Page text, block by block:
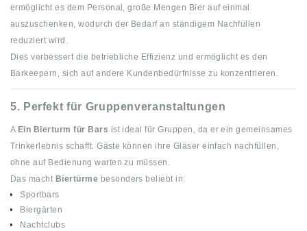
ermöglicht es dem Personal, große Mengen Bier auf einmal
auszuschenken, wodurch der Bedarf an ständigem Nachfüllen
reduziert wird.
Dies verbessert die betriebliche Effizienz und ermöglicht es den
Barkeepern, sich auf andere Kundenbedürfnisse zu konzentrieren.
5. Perfekt für Gruppenveranstaltungen
A Ein Bierturm für Bars ist ideal für Gruppen, da er ein gemeinsames
Trinkerlebnis schafft. Gäste können ihre Gläser einfach nachfüllen,
ohne auf Bedienung warten zu müssen.
Das macht Biertürme besonders beliebt in:
Sportbars
Biergärten
Nachtclubs